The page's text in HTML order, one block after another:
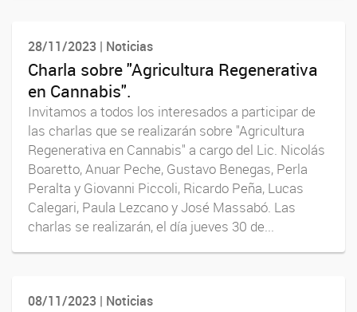
28/11/2023 | Noticias
Charla sobre "Agricultura Regenerativa
en Cannabis".
Invitamos a todos los interesados a participar de
las charlas que se realizarán sobre "Agricultura
Regenerativa en Cannabis" a cargo del Lic. Nicolás
Boaretto, Anuar Peche, Gustavo Benegas, Perla
Peralta y Giovanni Piccoli, Ricardo Peña, Lucas
Calegari, Paula Lezcano y José Massabó. Las
charlas se realizarán, el día jueves 30 de...
08/11/2023 | Noticias